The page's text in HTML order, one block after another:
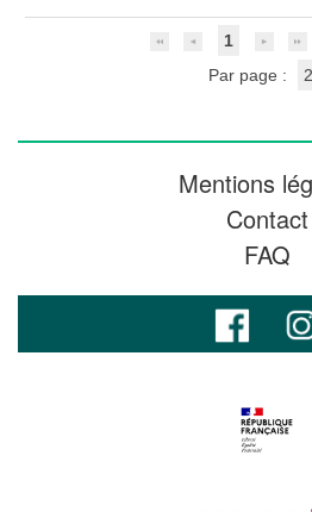
1
Par page :
Mentions
Contact
FAQ